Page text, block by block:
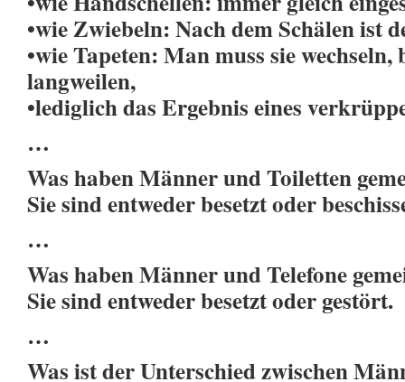
•wie Zwiebeln: Nach dem Schälen ist
•wie Tapeten: Man muss sie wechseln,
langweilen,
•lediglich das Ergebnis eines
…
Was haben Männer und Toiletten
Sie sind entweder besetzt oder
…
Was haben Männer und Telefone
Sie sind entweder besetzt oder gestört.
…
Was ist der Unterschied zwischen